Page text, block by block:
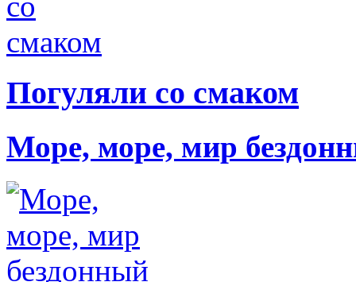
Погуляли со смаком
Море, море, мир